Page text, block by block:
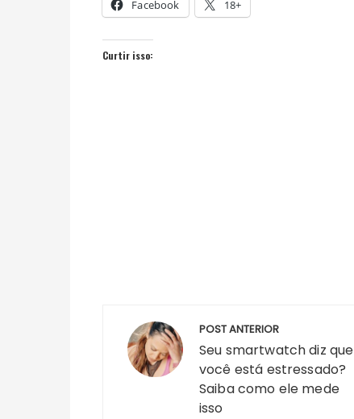
Facebook 18+
Curtir isso:
Navegação
de
Post
POST ANTERIOR
Seu smartwatch diz que
você está estressado?
Saiba como ele mede
isso